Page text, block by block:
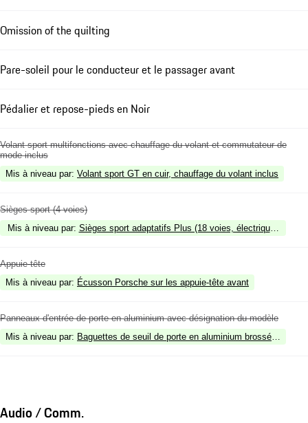
Omission of the quilting
Pare-soleil pour le conducteur et le passager avant
Pédalier et repose-pieds en Noir
Volant sport multifonctions avec chauffage du volant et commutateur de
mode inclus
Mis à niveau par: Volant sport GT en cuir, chauffage du volant inclus
Sièges sport (4 voies)
Mis à niveau par: Sièges sport adaptatifs Plus (18 voies, électriques) avec
Appuie-tête
Mis à niveau par: Écusson Porsche sur les appuie-tête avant
Panneaux d'entrée de porte en aluminium avec désignation du modèle
Mis à niveau par: Baguettes de seuil de porte en aluminium brossé Argent
Audio / Comm.